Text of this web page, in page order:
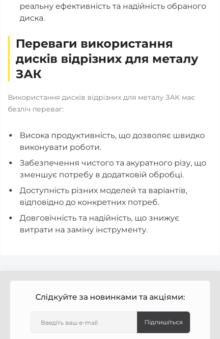
реальну ефективність та надійність обраного
диска.
Переваги використання
дисків відрізних для металу
ЗАК
Використання дисків відрізних для металу ЗАК має
безліч переваг:
Висока продуктивність, що дозволяє швидко
виконувати роботи.
Забезпечення чистого та акуратного різу, що
зменшує потребу в додатковій обробці.
Доступність різних моделей та варіантів,
відповідно до конкретних потреб.
Довговічність та надійність, що знижує
витрати на заміну інструменту.
Слідкуйте за новинками та акціями:
Підпишіться